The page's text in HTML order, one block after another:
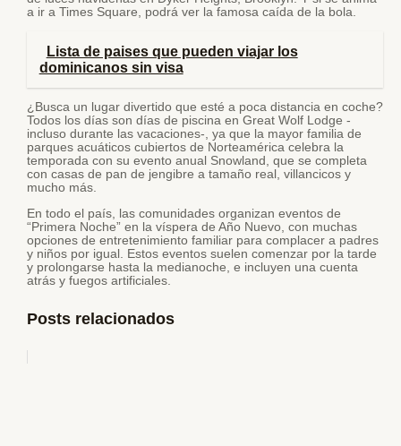
a ir a Times Square, podrá ver la famosa caída de la bola.
Lista de paises que pueden viajar los
dominicanos sin visa
¿Busca un lugar divertido que esté a poca distancia en coche?
Todos los días son días de piscina en Great Wolf Lodge -
incluso durante las vacaciones-, ya que la mayor familia de
parques acuáticos cubiertos de Norteamérica celebra la
temporada con su evento anual Snowland, que se completa
con casas de pan de jengibre a tamaño real, villancicos y
mucho más.
En todo el país, las comunidades organizan eventos de
“Primera Noche” en la víspera de Año Nuevo, con muchas
opciones de entretenimiento familiar para complacer a padres
y niños por igual. Estos eventos suelen comenzar por la tarde
y prolongarse hasta la medianoche, e incluyen una cuenta
atrás y fuegos artificiales.
Posts relacionados